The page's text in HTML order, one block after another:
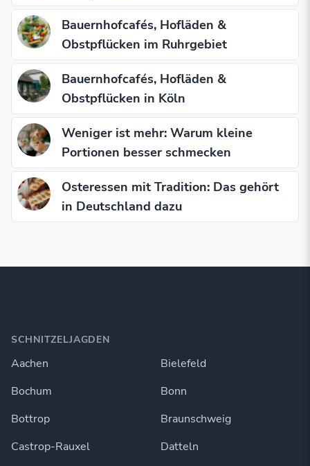
Bauernhofcafés, Hofläden &
Obstpflücken im Ruhrgebiet
Bauernhofcafés, Hofläden &
Obstpflücken in Köln
Weniger ist mehr: Warum kleine
Portionen besser schmecken
Osteressen mit Tradition: Das gehört
in Deutschland dazu
SCHNITZELJAGDEN
Aachen
Bielefeld
Bochum
Bonn
Bottrop
Braunschweig
Castrop-Rauxel
Datteln